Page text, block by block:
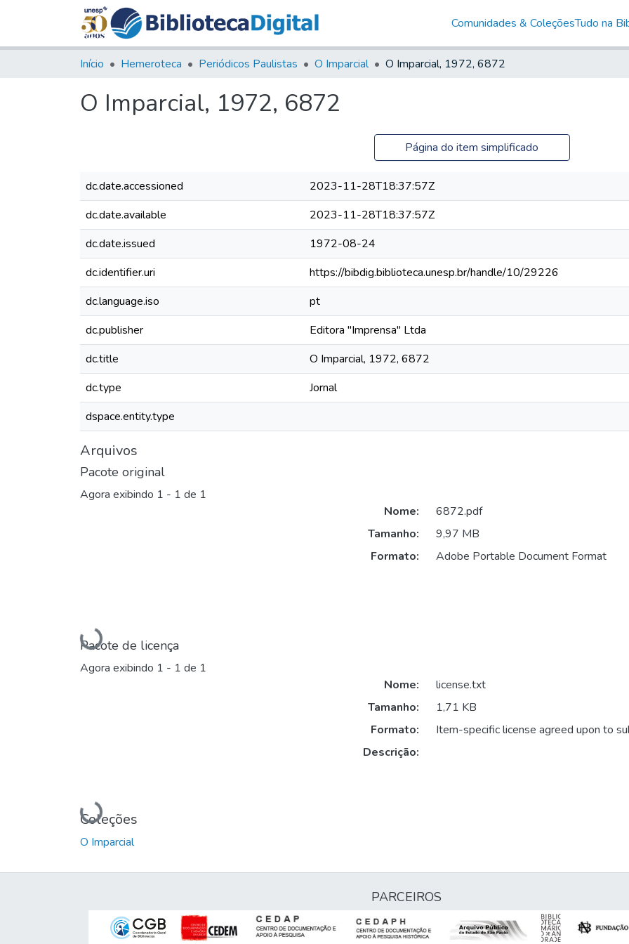
Comunidades & ColeçõesTudo na
Início Hemeroteca Periódicos Paulistas O Imparcial O Imparcial, 1972, 6872
O Imparcial, 1972, 6872
Página do item simplificado
dc.date.accessioned
2023-11-28T18:37:57Z
dc.date.available
2023-11-28T18:37:57Z
dc.date.issued
1972-08-24
dc.identifier.uri
https://bibdig.biblioteca.unesp.br/handle/10/29226
dc.language.iso
pt
dc.publisher
Editora "Imprensa" Ltda
dc.title
O Imparcial, 1972, 6872
dc.type
Jornal
dspace.entity.type
Arquivos
Pacote original
Agora exibindo 1 - 1 de 1
Carregando...
Nome:
6872.pdf
Tamanho:
9,97 MB
Formato:
Adobe Portable Document Format
Pacote de licença
Agora exibindo 1 - 1 de 1
Carregando...
Nome:
license.txt
Tamanho:
1,71 KB
Formato:
Item-specific license agreed upon to
Descrição:
Coleções
O Imparcial
PARCEIROS